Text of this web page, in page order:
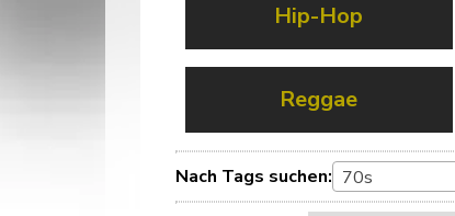
Hip-Hop
Reggae
Nach Tags suchen: 70s